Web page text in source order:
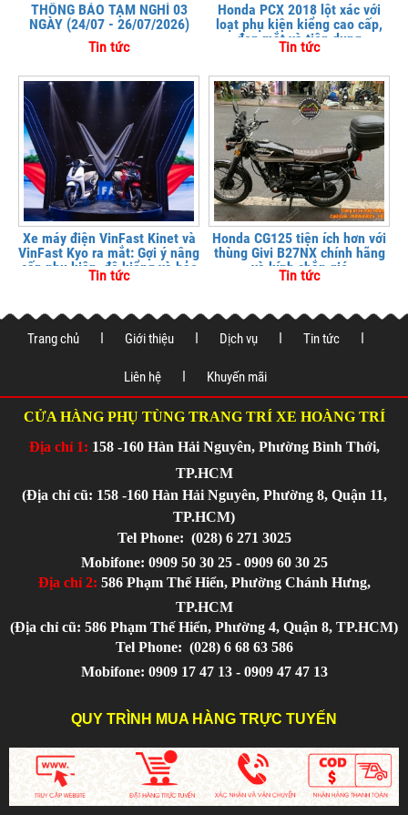
THÔNG BÁO TẠM NGHỈ 03
NGÀY (24/07 - 26/07/2026)
Tin tức
Honda PCX 2018 lột xác với
loạt phụ kiện kiểng cao cấp,
đẹp mắt và tiện dụng
Tin tức
Xe máy điện VinFast Kinet và
VinFast Kyo ra mắt: Gợi ý nâng
cấp phụ kiện, độ kiểng và bảo
vệ xe tại
Tin tức
Honda CG125 tiện ích hơn với
thùng Givi B27NX chính hãng
và kính chắn gió
Tin tức
Trang chủ Giới thiệu Dịch vụ Tin tức
Liên hệ Khuyến mãi
CỬA HÀNG PHỤ TÙNG TRANG TRÍ XE HOÀNG TRÍ
Địa chỉ 1: 158 -160 Hàn Hải Nguyên, Phường Bình Thới,
TP.HCM
(Địa chỉ cũ: 158 -160 Hàn Hải Nguyên, Phường 8, Quận 11,
TP.HCM)
Tel Phone: (028) 6 271 3025
Mobifone: 0909 50 30 25 - 0909 60 30 25
Địa chỉ 2: 586 Phạm Thế Hiển, Phường Chánh Hưng,
TP.HCM
(Địa chỉ cũ: 586 Phạm Thế Hiển, Phường 4, Quận 8, TP.HCM)
Tel Phone: (028) 6 68 63 586
Mobifone: 0909 17 47 13 - 0909 47 47 13
QUY TRÌNH MUA HÀNG TRỰC TUYẾN